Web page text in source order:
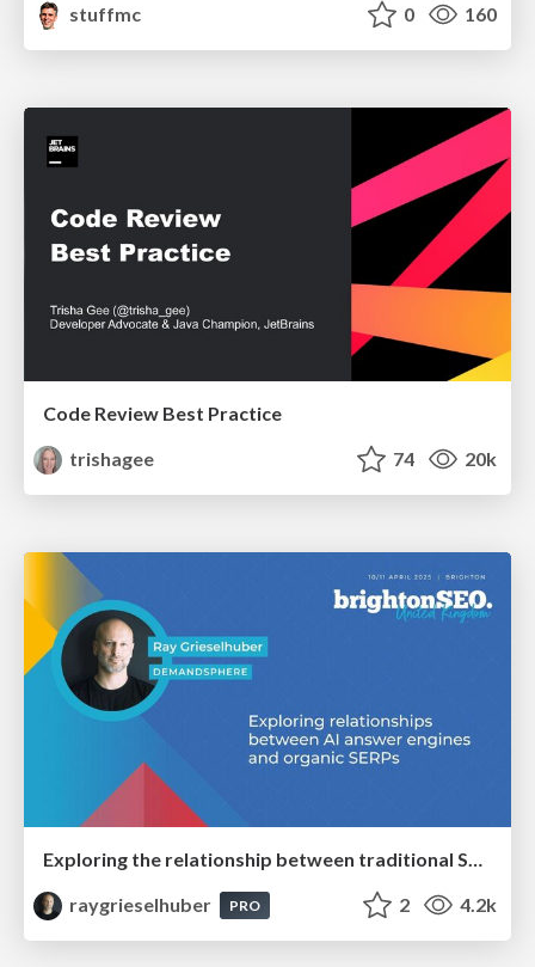
stuffmc
0 160
Code Review Best Practice
trishagee
74 20k
raygrieselhuber
PRO 2 4.2k